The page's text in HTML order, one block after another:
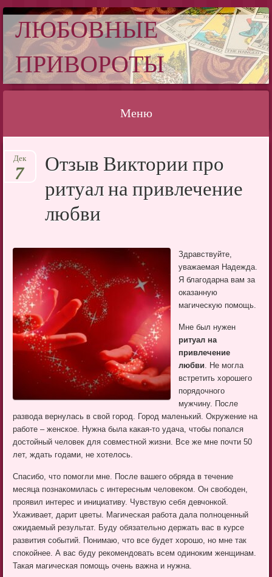
ЛЮБОВНЫЕ
ПРИВОРОТЫ
Меню
к
содержимомуОтзыв Виктории про
ритуал на привлечение
любви
Дек
7
Здравствуйте,
уважаемая Надежда.
Я благодарна вам за
оказанную
магическую помощь.
Мне был нужен
ритуал на
привлечение
любви. Не могла
встретить хорошего
порядочного
мужчину. После
развода вернулась в свой город. Город маленький. Окружение на
работе – женское. Нужна была какая-то удача, чтобы попался
достойный человек для совместной жизни. Все же мне почти 50
лет, ждать годами, не хотелось.
Спасибо, что помогли мне. После вашего обряда в течение
месяца познакомилась с интересным человеком. Он свободен,
проявил интерес и инициативу. Чувствую себя девчонкой.
Ухаживает, дарит цветы. Магическая работа дала полноценный
ожидаемый результат. Буду обязательно держать вас в курсе
развития событий. Понимаю, что все будет хорошо, но мне так
спокойнее. А вас буду рекомендовать всем одиноким женщинам.
Такая магическая помощь очень важна и нужна.